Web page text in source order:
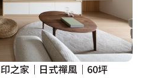
之家｜日式禪風｜60坪